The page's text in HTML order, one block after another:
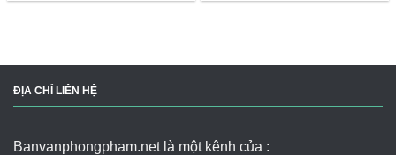
ĐỊA CHỈ LIÊN HỆ
Banvanphongpham.net là một kênh của :